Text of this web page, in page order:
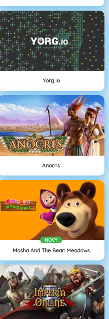
Yorg.io
Anocris
NOVÝ
Masha And The Bear: Meadows